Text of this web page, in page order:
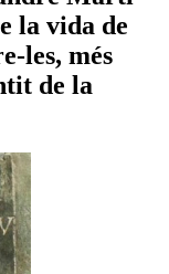
la vida de
les, més
de la